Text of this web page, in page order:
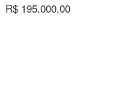
R$ 195.000,00